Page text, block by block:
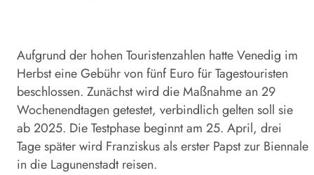
Aufgrund der hohen Touristenzahlen hatte Venedig im
Herbst eine Gebühr von fünf Euro für Tagestouristen
beschlossen. Zunächst wird die Maßnahme an 29
Wochenendtagen getestet, verbindlich gelten soll sie
ab 2025. Die Testphase beginnt am 25. April, drei
Tage später wird Franziskus als erster Papst zur Biennale
in die Lagunenstadt reisen.